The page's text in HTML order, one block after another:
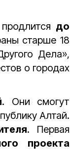
до
старше 18
Дела»,
о городах
. Они смогут
Алтай.
. Первая
проекта